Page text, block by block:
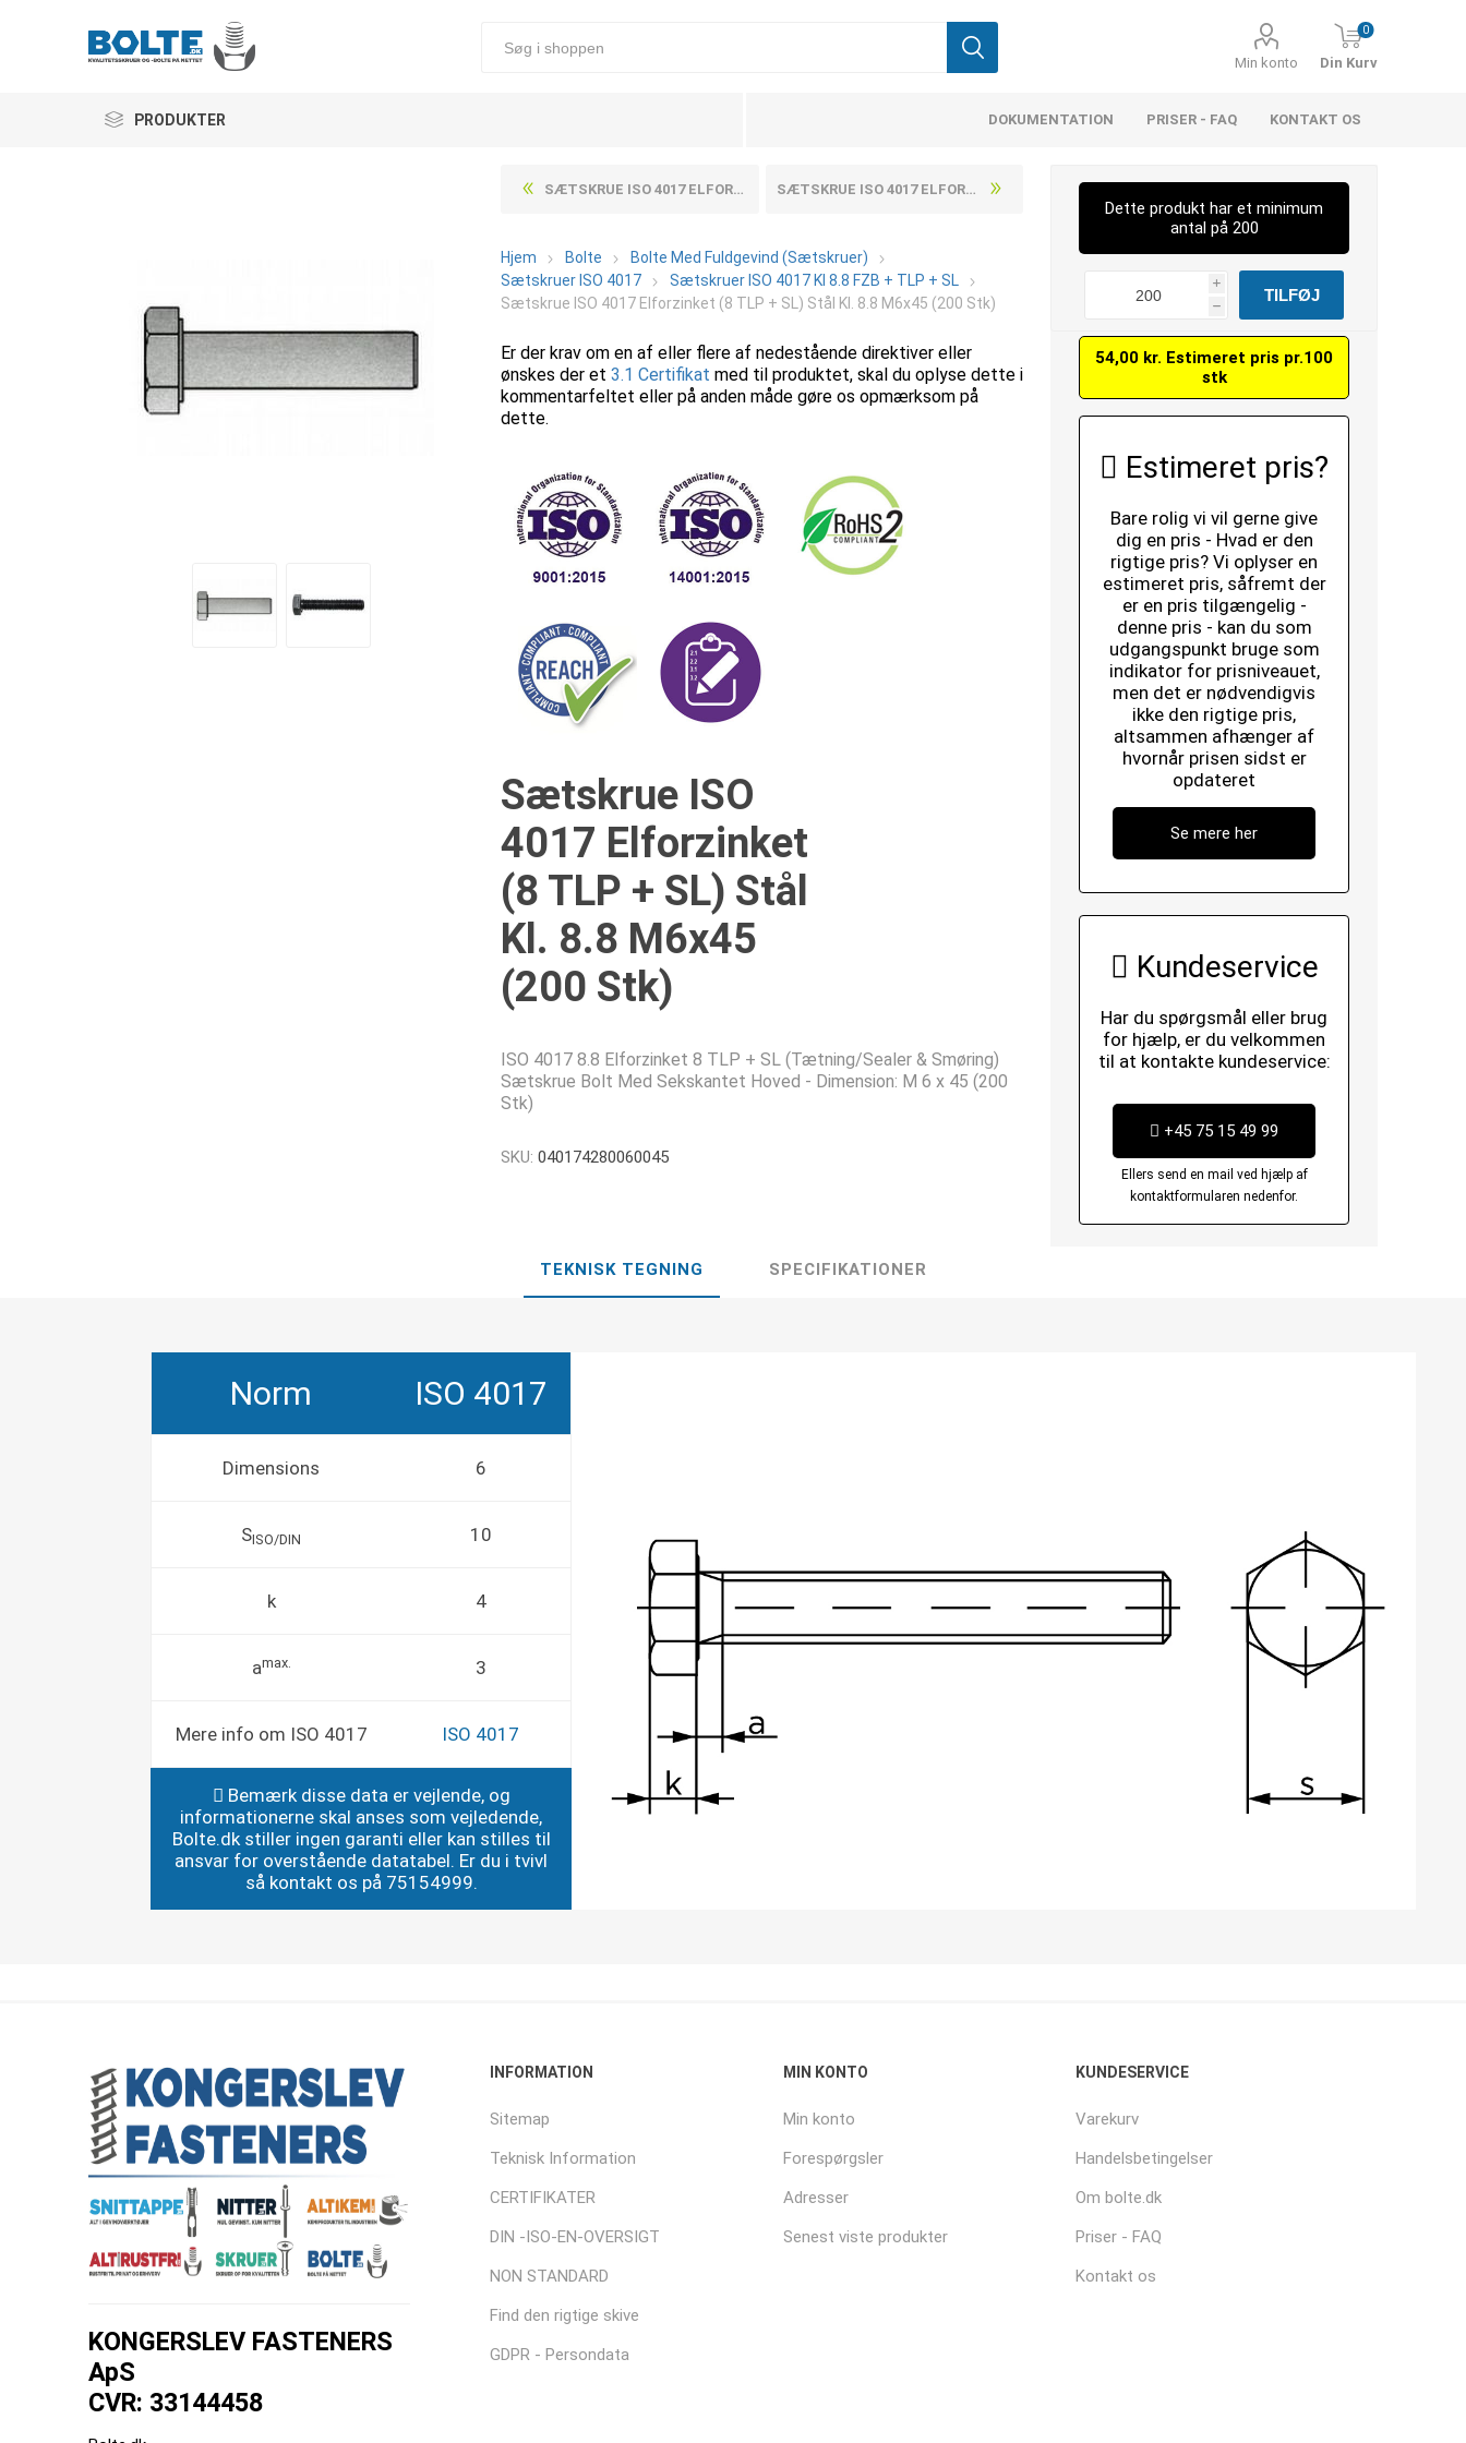
Min konto
0
Din Kurv
PRODUKTER DOKUMENTATION PRISER - FAQ KONTAKT OS
SÆTSKRUE ISO 4017 ELFORZINKET (8 TLP + SL) STÅL KL. 8.8 M6X40 (200 STK) SÆTSKRUE ISO 4017 ELFORZINKET (8 TLP + SL) STÅL KL. 8.8 M6X50 (200 STK)
Hjem Bolte
Bolte Med Fuldgevind (Sætskruer)
Sætskruer ISO 4017
Sætskruer ISO 4017 Kl 8.8 FZB + TLP + SL
Sætskrue ISO 4017 Elforzinket (8 TLP + SL) Stål Kl. 8.8 M6x45 (200 Stk)
Er der krav om en af eller flere af nedestående direktiver eller
ønskes der et3.1 Certifikat med til produktet, skal du oplyse dette i
kommentarfeltet eller på anden måde gøre os opmærksom på
dette.
Sætskrue ISO
4017 Elforzinket
(8 TLP + SL) Stål
Kl. 8.8 M6x45
(200 Stk)
ISO 4017 8.8 Elforzinket 8 TLP + SL (Tætning/Sealer & Smøring)
Sætskrue Bolt Med Sekskantet Hoved - Dimension: M 6 x 45 (200
Stk)
SKU: 040174280060045
Dette produkt har et minimum
antal på 200
i
h
54,00 kr. Estimeret pris pr.100
stk
Estimeret pris?
Bare rolig vi vil gerne give
dig en pris - Hvad er den
rigtige pris? Vi oplyser en
estimeret pris, såfremt der
er en pris tilgængelig -
denne pris - kan du som
udgangspunkt bruge som
indikator for prisniveauet,
men det er nødvendigvis
ikke den rigtige pris,
altsammen afhænger af
hvornår prisen sidst er
opdateret
Se mere her
Kundeservice
Har du spørgsmål eller brug
for hjælp, er du velkommen
til at kontakte kundeservice:
+45 75 15 49 99
Ellers send en mail ved hjælp af
kontaktformularen nedenfor.
TEKNISK TEGNING SPECIFIKATIONER
Norm ISO 4017
Dimensions 6
SISO/DIN 10
k 4
amax. 3
Mere info om ISO 4017 ISO 4017
Bemærk disse data er vejlende, og
informationerne skal anses som vejledende,
Bolte.dk stiller ingen garanti eller kan stilles til
ansvar for overstående datatabel. Er du i tvivl
så kontakt os på 75154999.
KONGERSLEV FASTENERS
ApS
CVR: 33144458
INFORMATION
Sitemap
Teknisk Information
CERTIFIKATER
DIN -ISO-EN-OVERSIGT
NON STANDARD
Find den rigtige skive
GDPR - Persondata
MIN KONTO
Min konto
Forespørgsler
Adresser
Senest viste produkter
KUNDESERVICE
Varekurv
Handelsbetingelser
Om bolte.dk
Priser - FAQ
Kontakt os